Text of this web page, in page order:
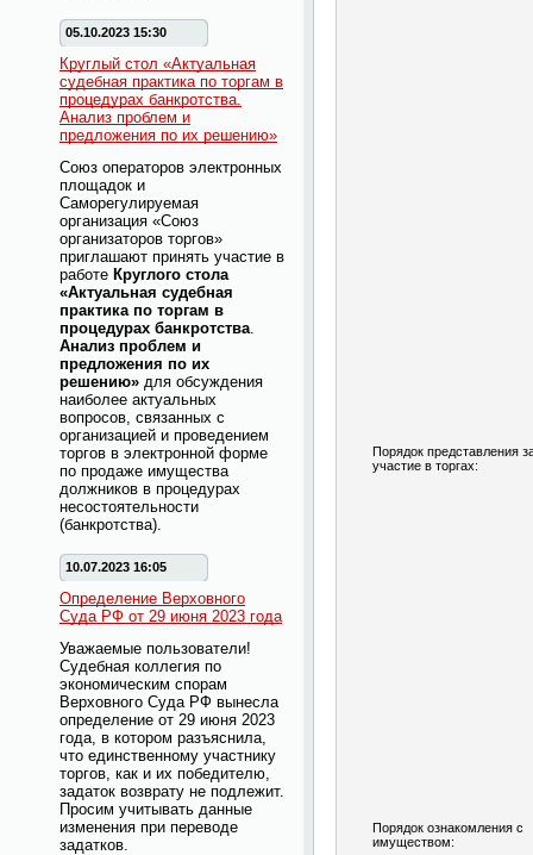
05.10.2023 15:30
Круглый стол «Актуальная
судебная практика по торгам в
процедурах банкротства.
Анализ проблем и
предложения по их решению»
Союз операторов электронных
площадок и
Саморегулируемая
организация «Союз
организаторов торгов»
приглашают принять участие в
работе Круглого стола
«Актуальная судебная
практика по торгам в
процедурах банкротства.
Анализ проблем и
предложения по их
решению» для обсуждения
наиболее актуальных
вопросов, связанных с
организацией и проведением
торгов в электронной форме
по продаже имущества
должников в процедурах
несостоятельности
(банкротства).
10.07.2023 16:05
Определение Верховного
Суда РФ от 29 июня 2023 года
Уважаемые пользователи!
Судебная коллегия по
экономическим спорам
Верховного Суда РФ вынесла
определение от 29 июня 2023
года, в котором разъяснила,
что единственному участнику
торгов, как и их победителю,
задаток возврату не подлежит.
Просим учитывать данные
изменения при переводе
задатков.
Порядок представления
участие в торгах:
Порядок ознакомления с
имуществом: